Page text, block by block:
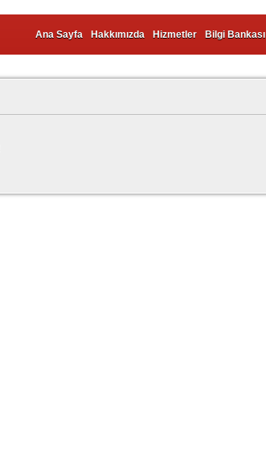
Ana Sayfa Hakkımızda Hizmetler Bilgi Bankası